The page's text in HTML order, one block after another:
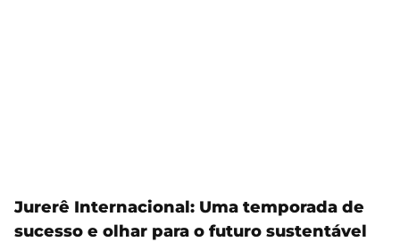
Jurerê Internacional: Uma temporada de
sucesso e olhar para o futuro sustentável